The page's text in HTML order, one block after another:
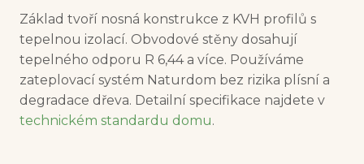
Základ tvoří nosná konstrukce z KVH profilů s
tepelnou izolací. Obvodové stěny dosahují
tepelného odporu R 6,44 a více. Používáme
zateplovací systém Naturdom bez rizika plísní a
degradace dřeva. Detailní specifikace najdete v
technickém standardu domu.